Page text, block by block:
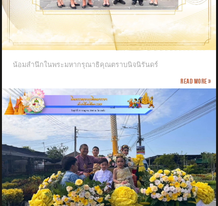
น้อมสำนึกในพระมหากรุณาธิคุณตราบนิจนิรันดร์
Read more »